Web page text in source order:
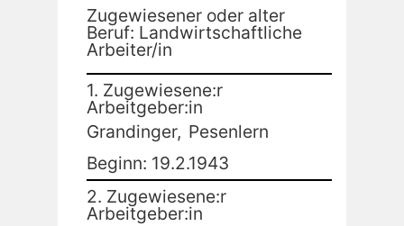
Zugewiesener oder alter
Beruf: Landwirtschaftliche
Arbeiter/in
1. Zugewiesene:r
Arbeitgeber:in
Grandinger, Pesenlern
Beginn: 19.2.1943
2. Zugewiesene:r
Arbeitgeber:in